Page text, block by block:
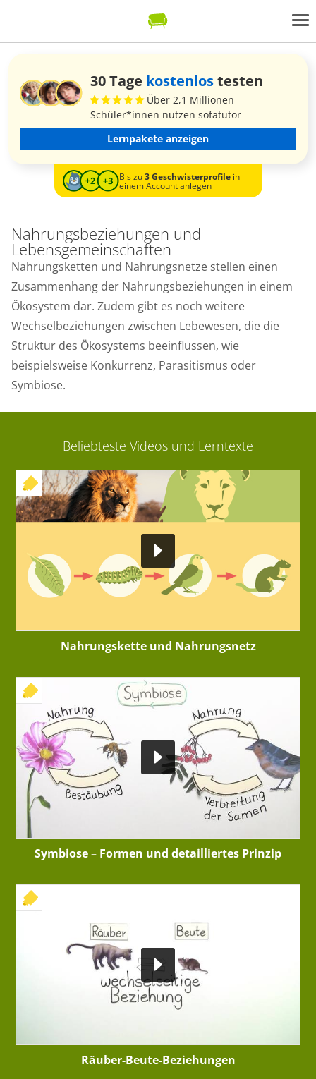
30 Tage kostenlostesten
Über 2,1 Millionen
Schüler*innen nutzen sofatutor
Lernpakete anzeigen
Bis zu3 Geschwisterprofilein
einem Account anlegen
Nahrungsbeziehungen und
Lebensgemeinschaften
Nahrungsketten und Nahrungsnetze stellen einen
Zusammenhang der Nahrungsbeziehungen in einem
Ökosystem dar. Zudem gibt es noch weitere
Wechselbeziehungen zwischen Lebewesen, die die
Struktur des Ökosystems beeinflussen, wie
beispielsweise Konkurrenz, Parasitismus oder
Symbiose.
Beliebteste Videos und Lerntexte
+ INTERAKTIVE ÜBUNG
Nahrungskette und Nahrungsnetz
+ INTERAKTIVE ÜBUNG
Symbiose – Formen und detailliertes Prinzip
Räuber-Beute-Beziehungen